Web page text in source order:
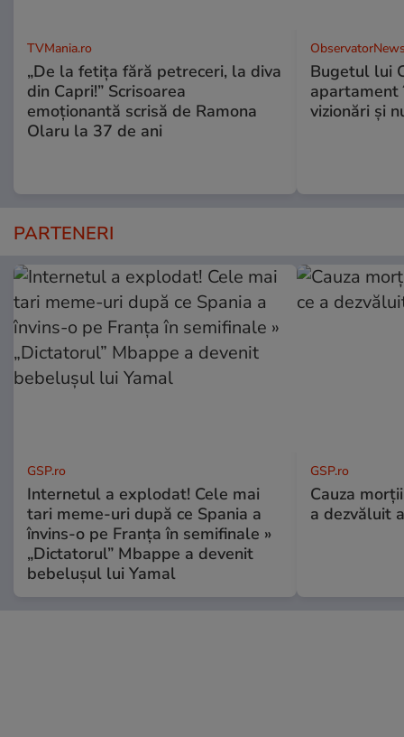
TVMania.ro
„De la fetița fără petreceri, la diva
din Capri!” Scrisoarea
emoționantă scrisă de Ramona
Olaru la 37 de ani
Bugetul lui
apartament
vizionări şi
PARTENERI
GSP.ro
Internetul a explodat! Cele mai
tari meme-uri după ce Spania a
învins-o pe Franța în semifinale »
„Dictatorul” Mbappe a devenit
bebelușul lui Yamal
GSP.ro
Cauza
a dezvăluit